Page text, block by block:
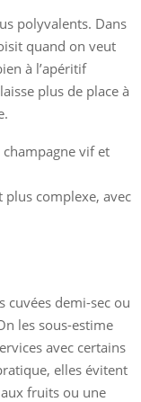
polyvalents. Dans
quand on veut
à l’apéritif
plus de place à
vif et
plus complexe, avec
cuvées demi-sec ou
les sous-estime
avec certains
elles évitent
fruits ou une